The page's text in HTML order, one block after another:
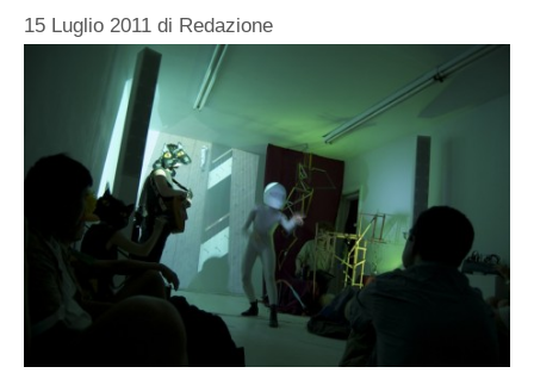
15 Luglio 2011 di Redazione